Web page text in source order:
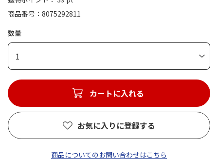
商品番号
8075292811
数量
1
カートに入れる
お気に入りに登録する
商品についてのお問い合わせはこちら